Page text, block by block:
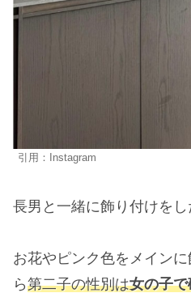
引用：Instagram
長男と一緒に飾り付けをし
お花やピンク色をメイン
ら第二子の性別は女の子で